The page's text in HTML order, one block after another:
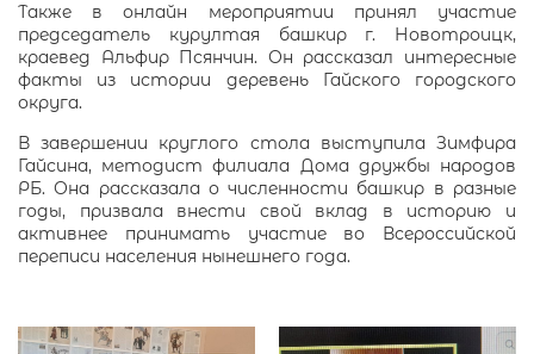
Также в онлайн мероприятии принял участие
председатель курултая башкир г. Новотроицк,
краевед Альфир Псянчин. Он рассказал интересные
факты из истории деревень Гайского городского
округа.
В завершении круглого стола выступила Зимфира
Гайсина, методист филиала Дома дружбы народов
РБ. Она рассказала о численности башкир в разные
годы, призвала внести свой вклад в историю и
активнее принимать участие во Всероссийской
переписи населения нынешнего года.